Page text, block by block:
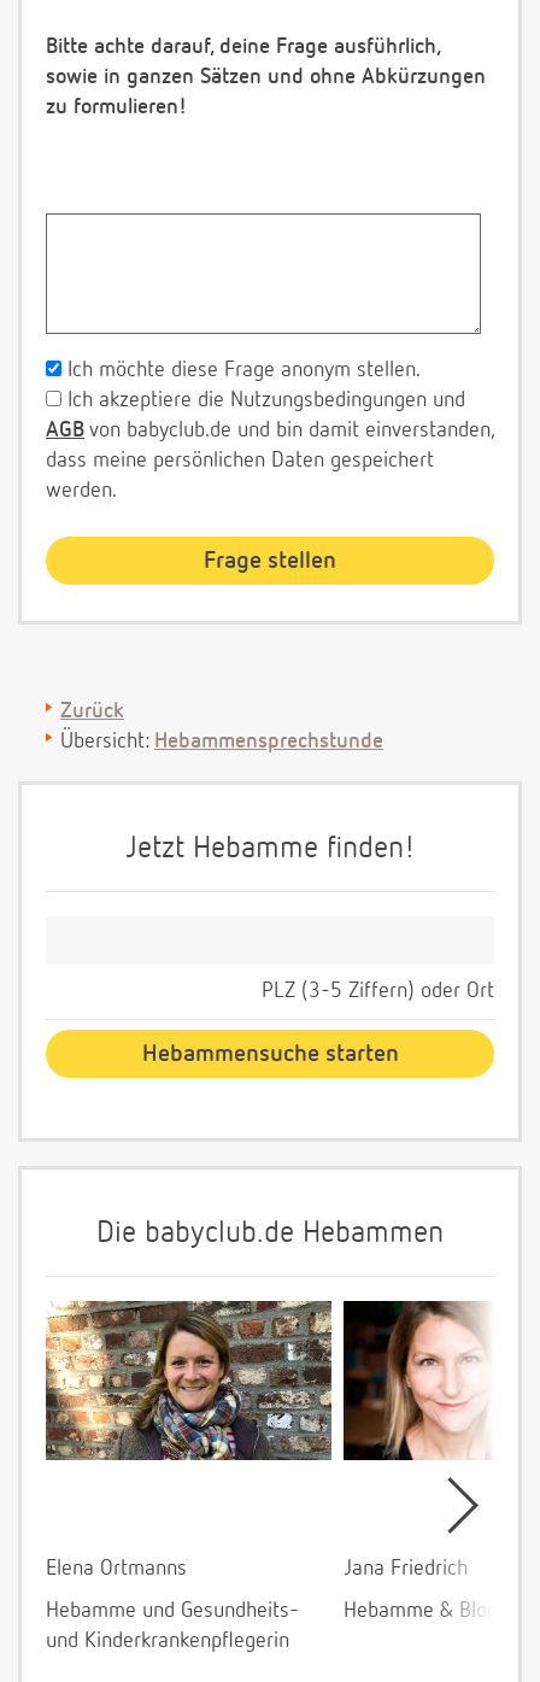
Bitte achte darauf, deine Frage ausführlich,
sowie in ganzen Sätzen und ohne Abkürzungen
zu formulieren!
Ich möchte diese Frage anonym stellen.
Ich akzeptiere die Nutzungsbedingungen und
AGB von babyclub.de und bin damit einverstanden,
dass meine persönlichen Daten gespeichert
werden.
Zurück
Übersicht: Hebammensprechstunde
Jetzt Hebamme finden!
PLZ (3-5 Ziffern) oder Ort
Die babyclub.de Hebammen
Elena Ortmanns
Hebamme und Gesundheits-
und Kinderkrankenpflegerin
Jana Friedrich
Hebamme &